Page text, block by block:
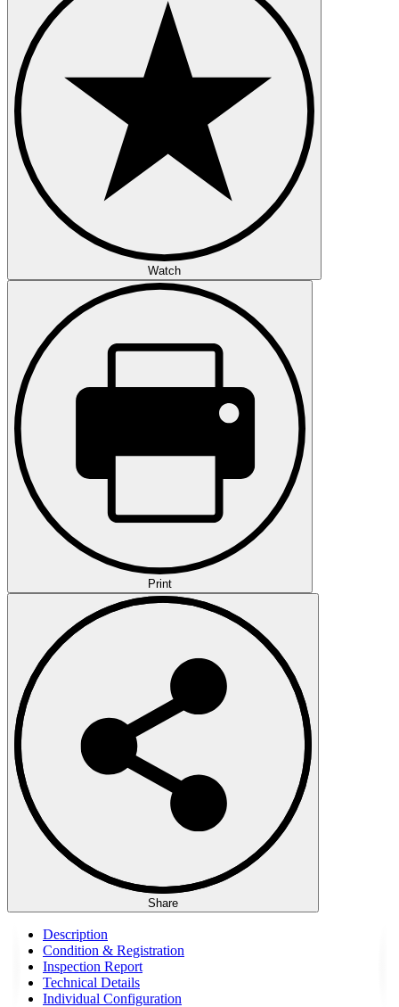
Watch
Print
Share
Description
Condition & Registration
Inspection Report
Technical Details
Individual Configuration